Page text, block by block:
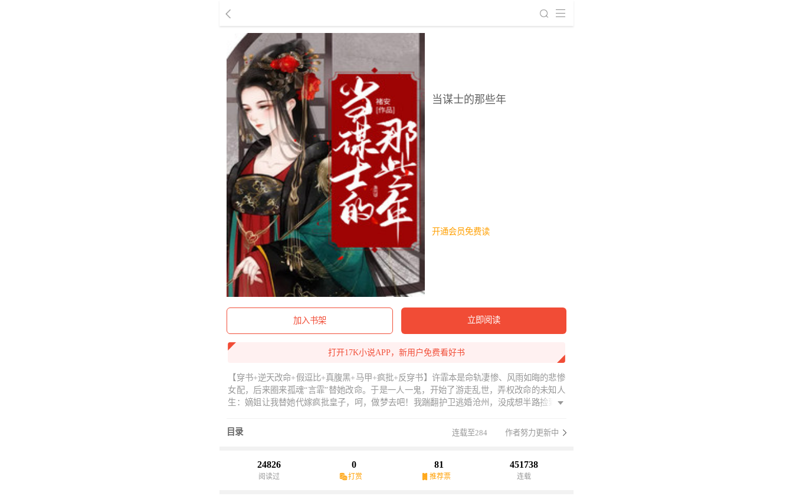
当谋士的那些年
开通会员免费读
加入书架 立即阅读
打开17K小说APP，新用户免费看好书
【穿书+逆天改命+假逗比+真腹黑+马甲+疯批+反穿书】许霏本是命轨凄惨、风雨如晦的悲惨
女配，后来圈来孤魂“言霏”替她改命。于是一人一鬼，开始了游走乱世，弄权改命的未知人
生：嫡姐让我替她代嫁疯批皇子，呵，做梦去吧！我踹翻护卫逃婚沧州，没成想半路捡到了
拿出先帝遗诏：你爹......我是史上第一位女丞相，现在正被狗皇帝搂怀里，我奋力挣扎，他死
死控住我的腰......即使这姬公子惊才绝艳、权势滔天，我言.大反派.奸臣.霏也要向他退婚......
目录 连载至284 作者努力更新中
24826
阅读过
0
打赏
81
推荐票
451738
连载